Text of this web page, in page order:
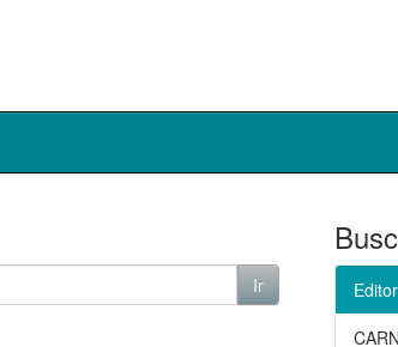
Editor